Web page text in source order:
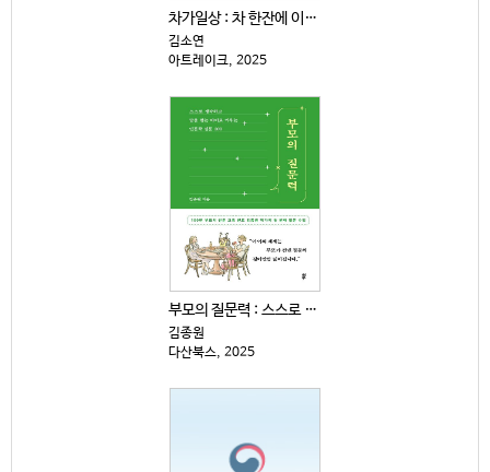
차가일상 : 차 한잔에 이렇게 재미있는 역사·문화·예술...
김소연
아트레이크, 2025
부모의 질문력 : 스스로 생각하고 답을 찾는 아이로 키...
김종원
다산북스, 2025